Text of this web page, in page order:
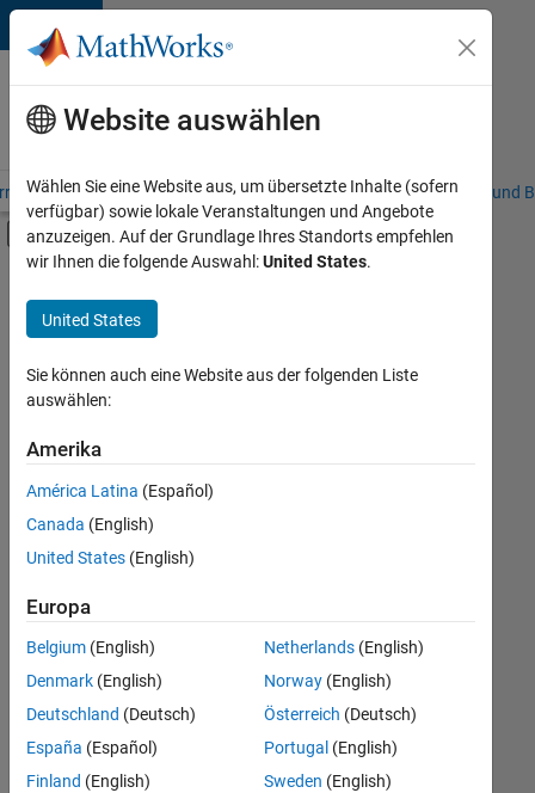
Weiter zum Inhalt
Karriere
bei
MathWorks
– Übersicht Stellensuche Niederlassungen Studierende und
Umschaltung für Off-Canvas-
Hauptinhalt
Ausgewählte
speichern
Es
nicht
alle
Stellen
übersetzt.
Sie
nach
einem
Standort,
um
alle
Website auswählen
Wählen Sie eine Website aus, um übersetzte Inhalte (sofern
verfügbar) sowie lokale Veranstaltungen und Angebote
anzuzeigen. Auf der Grundlage Ihres Standorts empfehlen
wir Ihnen die folgende Auswahl:United States.
United States
Sie können auch eine Website aus der folgenden Liste
auswählen:
Amerika
América Latina (Español)
Canada (English)
United States (English)
Europa
Belgium (English)
Denmark (English)
Deutschland (Deutsch)
España (Español)
Finland (English)
Netherlands(English)
Norway(English)
Österreich (Deutsch)
Portugal (English)
Sweden (English)